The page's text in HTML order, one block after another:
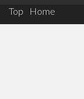
Footer
Top Home